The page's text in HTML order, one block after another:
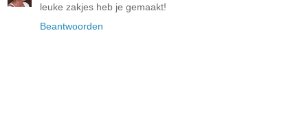
leuke zakjes heb je gemaakt!
Beantwoorden